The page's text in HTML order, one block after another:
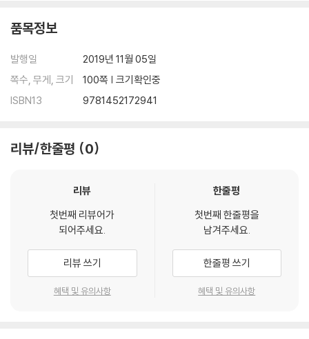
품목정보
발행일
2019년 11월 05일
쪽수, 무게, 크기
100쪽 | 크기확인중
ISBN13
9781452172941
리뷰/한줄평 0
리뷰
첫번째 리뷰어가
되어주세요.
리뷰 쓰기
혜택 및 유의사항
한줄평
첫번째 한줄평을
남겨주세요.
한줄평 쓰기
혜택 및 유의사항